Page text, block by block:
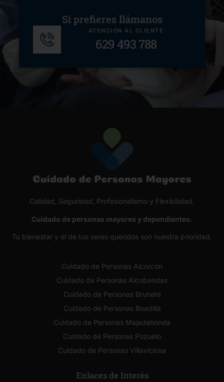
Si prefieres llámanos
ATENCIÓN AL CLIENTE
629 493 788
Calidad, Seguridad, Profesionalismo y Flexibilidad.
Cuidado de personas mayores y dependientes.
Tu bienestar y el de tus seres queridos son nuestra prioridad.
Cuidado de Personas Alcorcón
Cuidado de Personas Alcobendas
Cuidado de Personas Brunete
Cuidado de Personas Boadilla
Cuidado de Personas Majadahonda
Cuidado de Personas Pozuelo
Cuidado de Personas Villaviciosa
Enlaces de Interés